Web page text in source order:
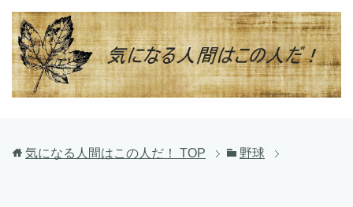
気になる人間はこの人だ！ TOP 野球